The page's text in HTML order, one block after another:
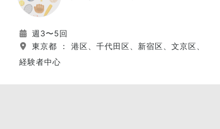
週3〜5回
東京都 ： 港区、千代田区、新宿区、文京区、江
経験者中心